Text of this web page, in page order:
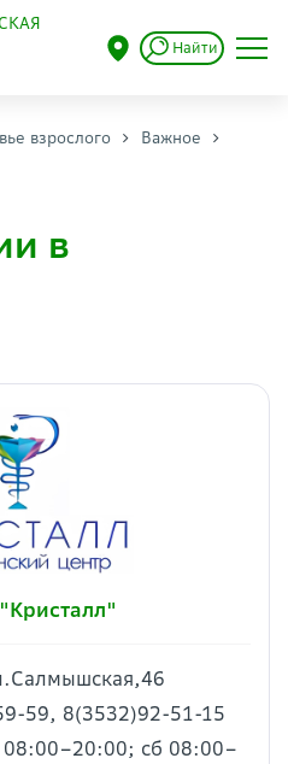
Найти
взрослого
Важное
в
59, 8(3532)92-51-15
08:00–20:00; сб 08:00–